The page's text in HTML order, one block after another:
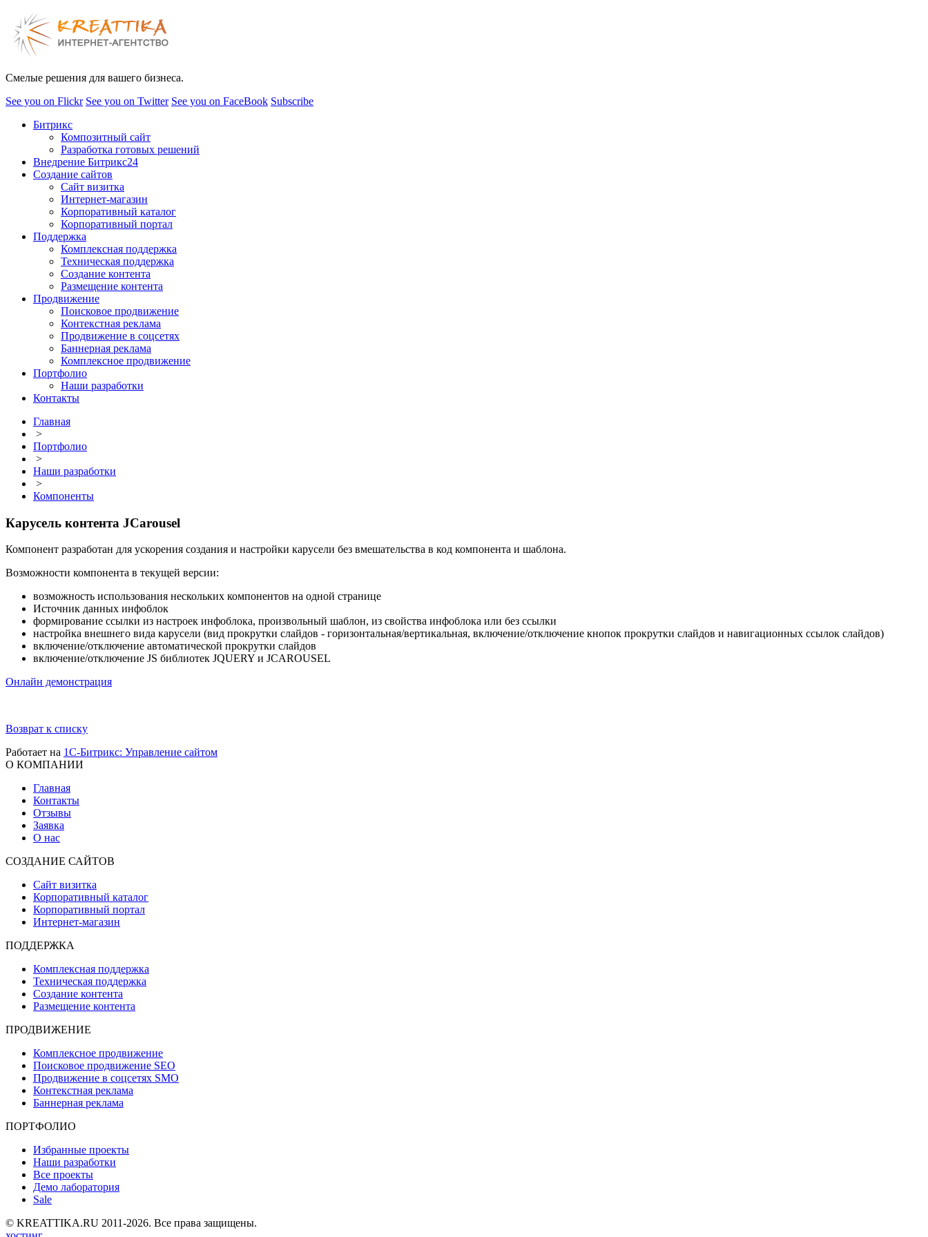
Смелые решения для вашего бизнеса.
See you on Flickr See you on Twitter See you on FaceBook Subscribe
Битрикс
Композитный сайт
Разработка готовых решений
Внедрение Битрикс24
Создание сайтов
Сайт визитка
Интернет-магазин
Корпоративный каталог
Корпоративный портал
Поддержка
Комплексная поддержка
Техническая поддержка
Создание контента
Размещение контента
Продвижение
Поисковое продвижение
Контекстная реклама
Продвижение в соцсетях
Баннерная реклама
Комплексное продвижение
Портфолио
Наши разработки
Контакты
Главная
>
Портфолио
>
Наши разработки
>
Компоненты
Карусель контента JCarousel
Компонент разработан для ускорения создания и настройки карусели без вмешательства в код компонента и шаблона.
Возможности компонента в текущей версии:
возможность использования нескольких компонентов на одной странице
Источник данных инфоблок
формирование ссылки из настроек инфоблока, произвольный шаблон, из свойства инфоблока или без ссылки
настройка внешнего вида карусели (вид прокрутки слайдов - горизонтальная/вертикальная, включение/отключение кнопок прокрутки слайдов и навигационных ссылок слайдов)
включение/отключение автоматической прокрутки слайдов
включение/отключение JS библиотек JQUERY и JCAROUSEL
Онлайн демонстрация
Возврат к списку
Работает на 1C-Битрикс: Управление сайтом
О КОМПАНИИ
Главная
Контакты
Отзывы
Заявка
О нас
СОЗДАНИЕ САЙТОВ
Сайт визитка
Корпоративный каталог
Корпоративный портал
Интернет-магазин
ПОДДЕРЖКА
Комплексная поддержка
Техническая поддержка
Создание контента
Размещение контента
ПРОДВИЖЕНИЕ
Комплексное продвижение
Поисковое продвижение SEO
Продвижение в соцсетях SMO
Контекстная реклама
Баннерная реклама
ПОРТФОЛИО
Избранные проекты
Наши разработки
Все проекты
Демо лаборатория
Sale
© KREATTIKA.RU 2011-2026. Все права защищены.